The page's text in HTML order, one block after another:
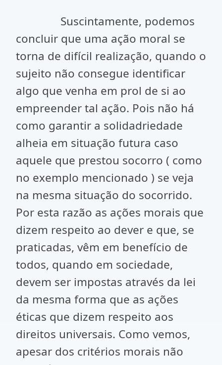
Suscintamente, podemos
concluir que uma ação moral se
torna de difícil realização, quando o
sujeito não consegue identificar
algo que venha em prol de si ao
empreender tal ação. Pois não há
como garantir a solidadriedade
alheia em situação futura caso
aquele que prestou socorro ( como
no exemplo mencionado ) se veja
na mesma situação do socorrido.
Por esta razão as ações morais que
dizem respeito ao dever e que, se
praticadas, vêm em benefício de
todos, quando em sociedade,
devem ser impostas através da lei
da mesma forma que as ações
éticas que dizem respeito aos
direitos universais. Como vemos,
apesar dos critérios morais não